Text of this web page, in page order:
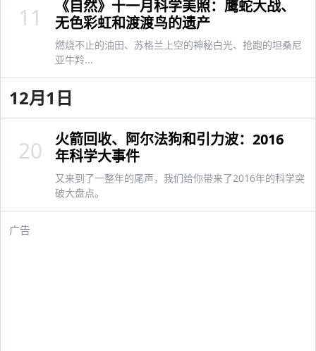
《自然》十一月科学美照：鹰蛇大战、
无色彩虹和渡渡鸟的遗产
燃烧不止的油田、苏格兰上空的神秘白光、抢跑的坦桑尼
亚牛羚...
11
12月1日
火箭回收、阿尔法狗和引力波：2016
年科学大事件
又来到了一整年的尾声，我们给你带来了2016年的科学突
破大盘点。
20
广告